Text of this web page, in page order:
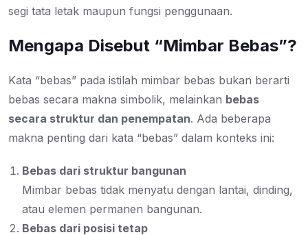
segi tata letak maupun fungsi penggunaan.
Mengapa Disebut “Mimbar Bebas”?
Kata “bebas” pada istilah mimbar bebas bukan berarti
bebas secara makna simbolik, melainkan bebas
secara struktur dan penempatan. Ada beberapa
makna penting dari kata “bebas” dalam konteks ini:
Bebas dari struktur bangunan
Mimbar bebas tidak menyatu dengan lantai, dinding,
atau elemen permanen bangunan.
Bebas dari posisi tetap